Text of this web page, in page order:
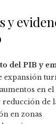
y
del PIB y
expansión
en el
reducción de
en zonas